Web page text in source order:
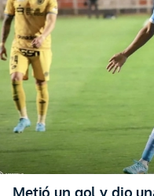
Metió un gol y dio